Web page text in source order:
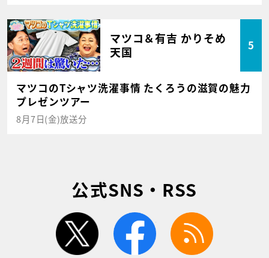
マツコ＆有吉 かりそめ
天国
5
マツコのTシャツ洗濯事情 たくろうの滋賀の魅力
プレゼンツアー
8月7日(金)放送分
公式SNS・RSS
twitter facebook